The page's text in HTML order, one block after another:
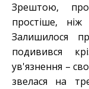
Зрештою,
простіше,
Залишилося
подивився
ув'язнення –
звелася на